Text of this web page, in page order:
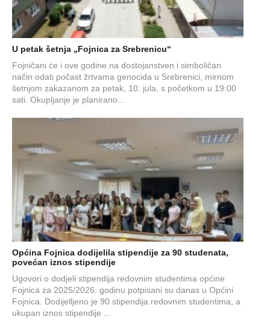
U petak šetnja „Fojnica za Srebrenicu“
Fojničani će i ove godine na dostojanstven i simboličan
način odati počast žrtvama genocida u Srebrenici, mirnom
šetnjom zakazanom za petak, 10. jula, s početkom u 19:00
sati. Okupljanje je planirano...
Općina Fojnica dodijelila stipendije za 90 studenata,
povećan iznos stipendije
Ugovori o dodjeli stipendija redovnim studentima općine
Fojnica za 2025/2026. godinu potpisani su danas u Općini
Fojnica. Dodijelljeno je 90 stipendija redovnim studentima, a
ukupan iznos stipendije ...